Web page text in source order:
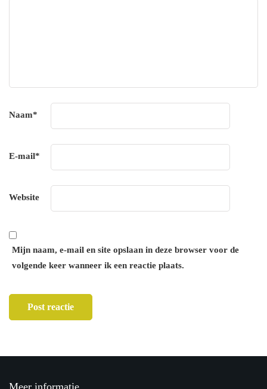
Naam*
E-mail*
Website
Mijn naam, e-mail en site opslaan in deze browser voor de
volgende keer wanneer ik een reactie plaats.